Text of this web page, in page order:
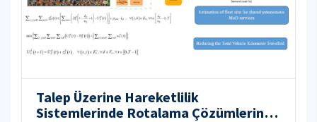
Talep Üzerine Hareketlilik
Sistemlerinde Rotalama Çözümlerinin